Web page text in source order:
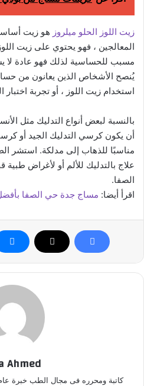
زيت اللوز الحلو ميلروز هو زيت
مسبب للحساسية لذلك فهو عادة لا
يُنصح الأشخاص الذين يعانون من
استخدام زيت اللوز ، أو تجربة اختبار
بالنسبة لبعض أنواع التدليك مثل
أن يكون كرسي التدليك الجيد أو
مناسبًا للذهاب إلى مدلكة. استشر
علاج بالتدليك للألم أو لأغراض
الصفا.
اقرأ أيضا: مساج جدة حي الصفا
Ahmed
كاتبة ومحرره فى مجال الطب خبرة